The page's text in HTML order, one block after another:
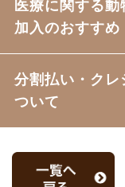
医療に関する
加入のおすすめ
分割払い・クレ
ついて